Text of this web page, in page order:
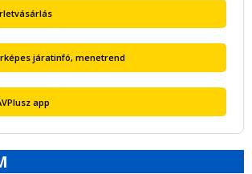
járatinfó, menetrend
app